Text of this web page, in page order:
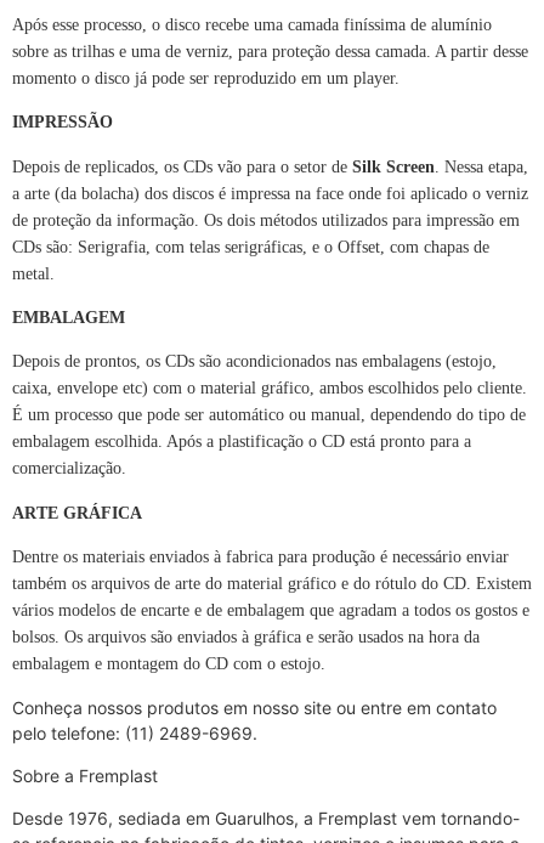
Após esse processo, o disco recebe uma camada finíssima de alumínio
sobre as trilhas e uma de verniz, para proteção dessa camada. A partir desse
momento o disco já pode ser reproduzido em um player.
IMPRESSÃO
Depois de replicados, os CDs vão para o setor de Silk Screen . Nessa etapa,
a arte (da bolacha) dos discos é impressa na face onde foi aplicado o verniz
de proteção da informação. Os dois métodos utilizados para impressão em
CDs são: Serigrafia, com telas serigráficas, e o Offset, com chapas de
metal.
EMBALAGEM
Depois de prontos, os CDs são acondicionados nas embalagens (estojo,
caixa, envelope etc) com o material gráfico, ambos escolhidos pelo cliente.
É um processo que pode ser automático ou manual, dependendo do tipo de
embalagem escolhida. Após a plastificação o CD está pronto para a
comercialização.
ARTE GRÁFICA
Dentre os materiais enviados à fabrica para produção é necessário enviar
também os arquivos de arte do material gráfico e do rótulo do CD. Existem
vários modelos de encarte e de embalagem que agradam a todos os gostos e
bolsos. Os arquivos são enviados à gráfica e serão usados na hora da
embalagem e montagem do CD com o estojo.
Conheça nossos produtos em nosso site ou entre em contato
pelo telefone: (11) 2489-6969.
Sobre a Fremplast
Desde 1976, sediada em Guarulhos, a Fremplast vem tornando-